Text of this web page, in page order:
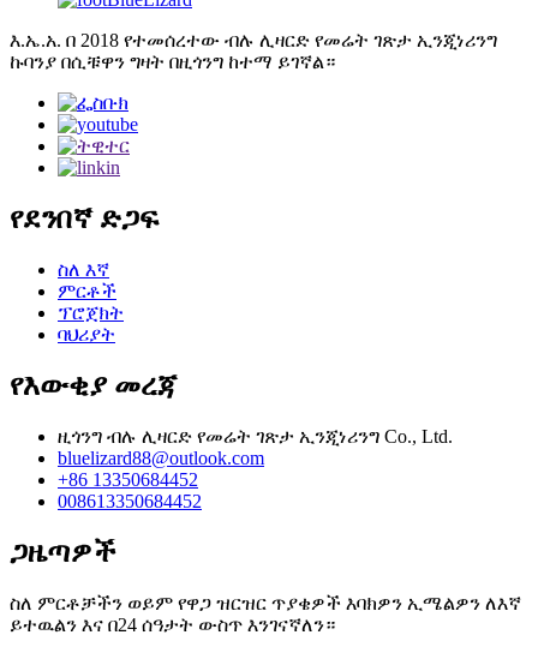
እ.ኤ.አ. በ 2018 የተመሰረተው ብሉ ሊዛርድ የመሬት ገጽታ ኢንጂነሪንግ
ኩባንያ በሲቹዋን ግዛት በዚጎንግ ከተማ ይገኛል።
የደንበኛ ድጋፍ
ስለ እኛ
ምርቶች
ፕሮጀክት
ባህሪያት
የእውቂያ መረጃ
ዚጎንግ ብሉ ሊዛርድ የመሬት ገጽታ ኢንጂነሪንግ Co., Ltd.
bluelizard88@outlook.com
+86 13350684452
008613350684452
ጋዜጣዎች
ስለ ምርቶቻችን ወይም የዋጋ ዝርዝር ጥያቄዎች እባክዎን ኢሜልዎን ለእኛ
ይተዉልን እና በ24 ሰዓታት ውስጥ እንገናኛለን።